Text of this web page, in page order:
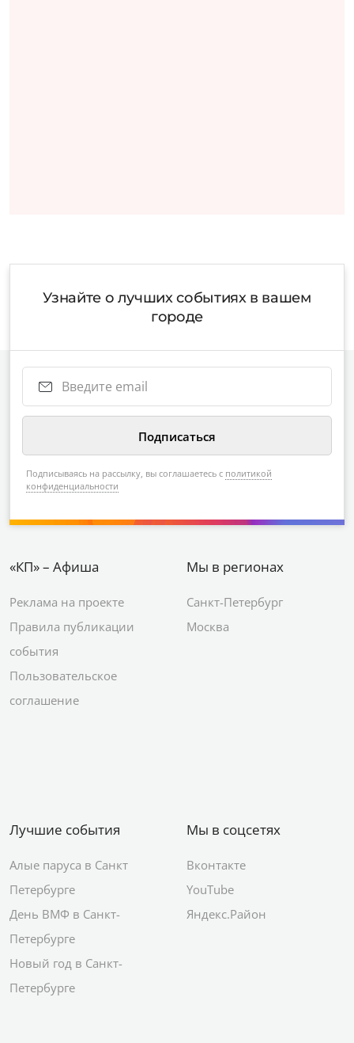
Узнайте о лучших событиях в вашем
городе
Подписываясь на рассылку, вы соглашаетесь с политикой
конфиденциальности
«КП» – Афиша
Реклама на проекте
Правила публикации
события
Пользовательское
соглашение
Мы в регионах
Санкт-Петербург
Москва
Лучшие события
Алые паруса в Санкт
Петербурге
День ВМФ в Санкт-
Петербурге
Новый год в Санкт-
Петербурге
Мы в соцсетях
Вконтакте
YouTube
Яндекс.Район